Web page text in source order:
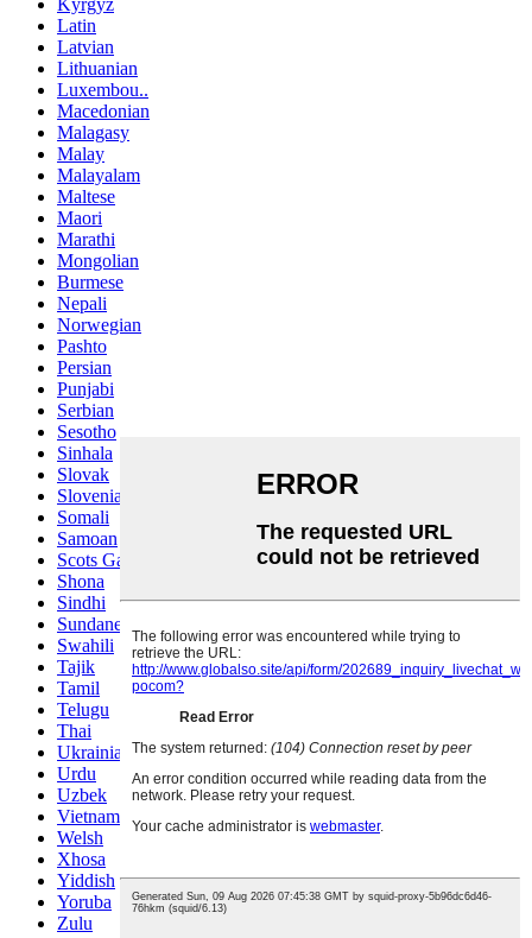
Latin
Latvian
Lithuanian
Luxembou..
Macedonian
Malagasy
Malay
Malayalam
Maltese
Maori
Marathi
Mongolian
Burmese
Nepali
Norwegian
Pashto
Persian
Punjabi
Serbian
Sesotho
Sinhala
Slovak
Slovenian
Somali
Samoan
Scots Gaelic
Shona
Sindhi
Sundanese
Swahili
Tajik
Tamil
Telugu
Thai
Ukrainian
Urdu
Uzbek
Vietnamese
Welsh
Xhosa
Yiddish
Yoruba
Zulu